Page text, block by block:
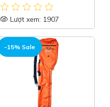
Lượt xem: 1907
-15% Sale